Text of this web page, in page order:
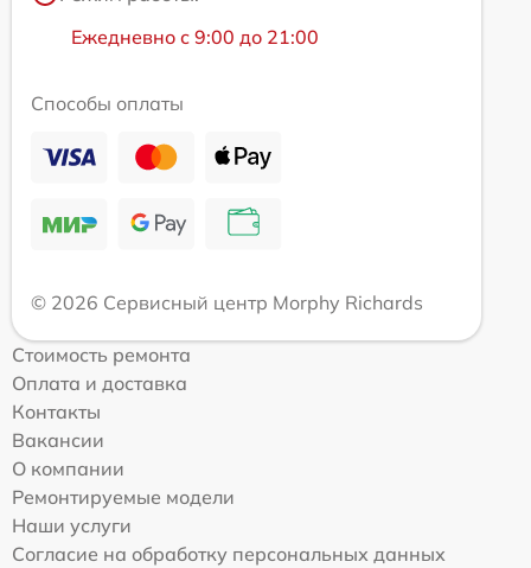
Ежедневно с 9:00 до 21:00
Способы оплаты
© 2026 Сервисный центр Morphy Richards
Стоимость ремонта
Оплата и доставка
Контакты
Вакансии
О компании
Ремонтируемые модели
Наши услуги
Согласие на обработку персональных данных